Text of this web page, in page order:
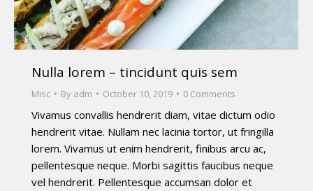
Nulla lorem – tincidunt quis sem
Misc By adm October 10, 2019 0 Comments
Vivamus convallis hendrerit diam, vitae dictum odio
hendrerit vitae. Nullam nec lacinia tortor, ut fringilla
lorem. Vivamus ut enim hendrerit, finibus arcu ac,
pellentesque neque. Morbi sagittis faucibus neque
vel hendrerit. Pellentesque accumsan dolor et